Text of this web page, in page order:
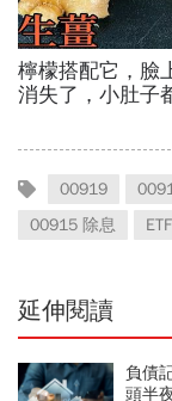
00919
00915 除息
ETF
延伸閱讀
負債
頭半